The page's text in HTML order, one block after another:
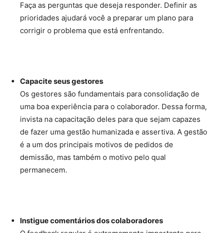
Faça as perguntas que deseja responder. Definir as
prioridades ajudará você a preparar um plano para
corrigir o problema que está enfrentando.
Capacite seus gestores
Os gestores são fundamentais para consolidação de
uma boa experiência para o colaborador. Dessa forma,
invista na capacitação deles para que sejam capazes
de fazer uma gestão humanizada e assertiva. A gestão
é a um dos principais motivos de pedidos de
demissão, mas também o motivo pelo qual
permanecem.
Instigue comentários dos colaboradores